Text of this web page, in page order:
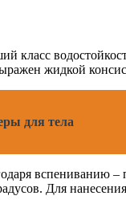
класс
жидкой
для тела
Для